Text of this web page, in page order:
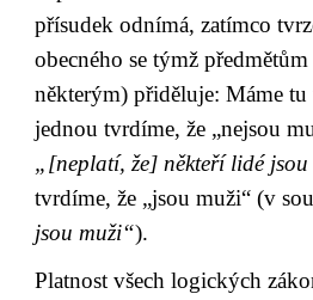
přísudek odnímá, zatímco
obecného se týmž
některým) přiděluje: Máme
„[neplatí, že] někteří lidé
tvrdíme, že „jsou muži“ (v
jsou muži“).
Platnost všech logických